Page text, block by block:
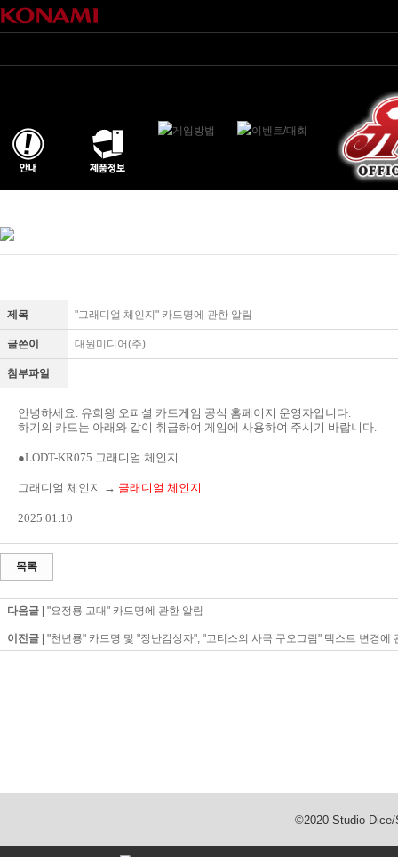
제목 "그래디얼 체인지" 카드명에 관한 알림
글쓴이 대원미디어(주)
첨부파일
안녕하세요. 유희왕 오피셜 카드게임 공식 홈페이지 운영자입니다.
하기의 카드는 아래와 같이 취급하여 게임에 사용하여 주시기 바랍니다.
●LODT-KR075 그래디얼 체인지
그래디얼 체인지 → 글래디얼 체인지
2025.01.10
목록
다음글 | "요정룡 고대" 카드명에 관한 알림
이전글 | "천년룡" 카드명 및 "장난감상자", "고티스의 사극 구오그림" 텍스트 변경에
©2020 Studio